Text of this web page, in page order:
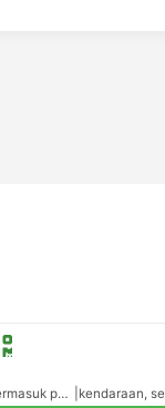
Termasuk pajak